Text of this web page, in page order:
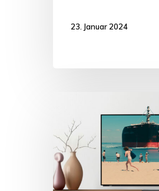
23. Januar 2024